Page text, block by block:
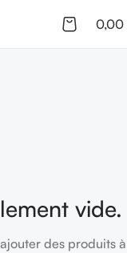
0,00
vide.
des produits à